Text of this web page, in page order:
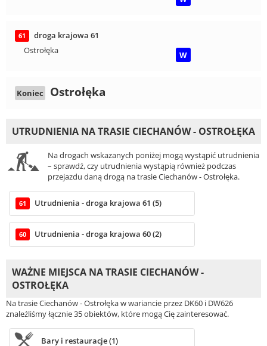
61
droga krajowa 61
Ostrołęka
W
Koniec Ostrołęka
UTRUDNIENIA NA TRASIE CIECHANÓW - OSTROŁĘKA
Na drogach wskazanych poniżej mogą wystąpić utrudnienia
– sprawdź, czy utrudnienia wystąpią również podczas
przejazdu daną drogą na trasie Ciechanów - Ostrołęka.
61 Utrudnienia - droga krajowa 61 (5)
60 Utrudnienia - droga krajowa 60 (2)
WAŻNE MIEJSCA NA TRASIE CIECHANÓW -
OSTROŁĘKA
Na trasie Ciechanów - Ostrołęka w wariancie przez DK60 i DW626
znaleźliśmy łącznie 35 obiektów, które mogą Cię zainteresować.
Bary i restauracje (1)